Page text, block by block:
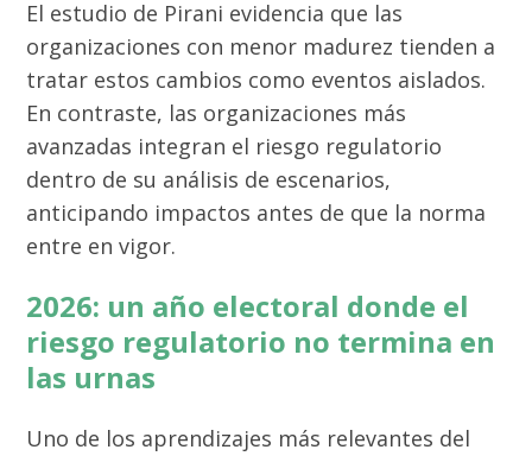
El estudio de Pirani evidencia que las
organizaciones con menor madurez tienden a
tratar estos cambios como eventos aislados.
En contraste, las organizaciones más
avanzadas integran el riesgo regulatorio
dentro de su análisis de escenarios,
anticipando impactos antes de que la norma
entre en vigor.
2026: un año electoral donde el
riesgo regulatorio no termina en
las urnas
Uno de los aprendizajes más relevantes del